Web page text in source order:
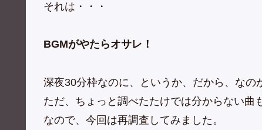
それは・・・
BGMがやたらオサレ！
深夜30分枠なのに、というか、だから、なの
ただ、ちょっと調べたたけでは分からない曲
なので、今回は再調査してみました。